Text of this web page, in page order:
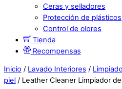
Ceras y selladores
Protección de plásticos
Control de olores
Tienda
Recompensas
Inicio / Lavado Interiores /
piel / Leather Cleaner Limpiador